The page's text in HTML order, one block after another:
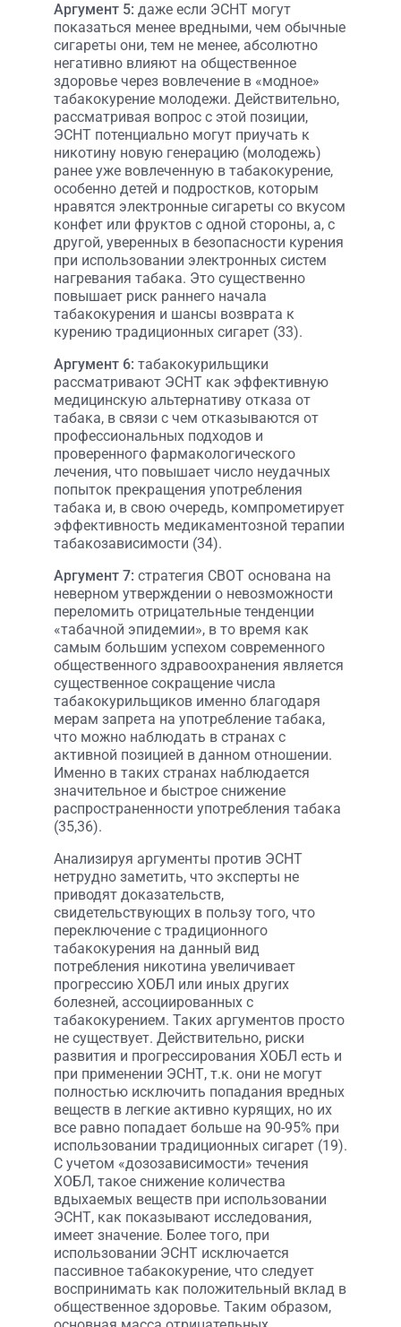
Аргумент 5: даже если ЭСНТ могут
показаться менее вредными, чем обычные
сигареты они, тем не менее, абсолютно
негативно влияют на общественное
здоровье через вовлечение в «модное»
табакокурение молодежи. Действительно,
рассматривая вопрос с этой позиции,
ЭСНТ потенциально могут приучать к
никотину новую генерацию (молодежь)
ранее уже вовлеченную в табакокурение,
особенно детей и подростков, которым
нравятся электронные сигареты со вкусом
конфет или фруктов с одной стороны, а, с
другой, уверенных в безопасности курения
при использовании электронных систем
нагревания табака. Это существенно
повышает риск раннего начала
табакокурения и шансы возврата к
курению традиционных сигарет (33).
Аргумент 6: табакокурильщики
рассматривают ЭСНТ как эффективную
медицинскую альтернативу отказа от
табака, в связи с чем отказываются от
профессиональных подходов и
проверенного фармакологического
лечения, что повышает число неудачных
попыток прекращения употребления
табака и, в свою очередь, компрометирует
эффективность медикаментозной терапии
табакозависимости (34).
Аргумент 7: стратегия СВОТ основана на
неверном утверждении о невозможности
переломить отрицательные тенденции
«табачной эпидемии», в то время как
самым большим успехом современного
общественного здравоохранения является
существенное сокращение числа
табакокурильщиков именно благодаря
мерам запрета на употребление табака,
что можно наблюдать в странах с
активной позицией в данном отношении.
Именно в таких странах наблюдается
значительное и быстрое снижение
распространенности употребления табака
(35,36).
Анализируя аргументы против ЭСНТ
нетрудно заметить, что эксперты не
приводят доказательств,
свидетельствующих в пользу того, что
переключение с традиционного
табакокурения на данный вид
потребления никотина увеличивает
прогрессию ХОБЛ или иных других
болезней, ассоциированных с
табакокурением. Таких аргументов просто
не существует. Действительно, риски
развития и прогрессирования ХОБЛ есть и
при применении ЭСНТ, т.к. они не могут
полностью исключить попадания вредных
веществ в легкие активно курящих, но их
все равно попадает больше на 90-95% при
использовании традиционных сигарет (19).
С учетом «дозозависимости» течения
ХОБЛ, такое снижение количества
вдыхаемых веществ при использовании
ЭСНТ, как показывают исследования,
имеет значение. Более того, при
использовании ЭСНТ исключается
пассивное табакокурение, что следует
воспринимать как положительный вклад в
общественное здоровье. Таким образом,